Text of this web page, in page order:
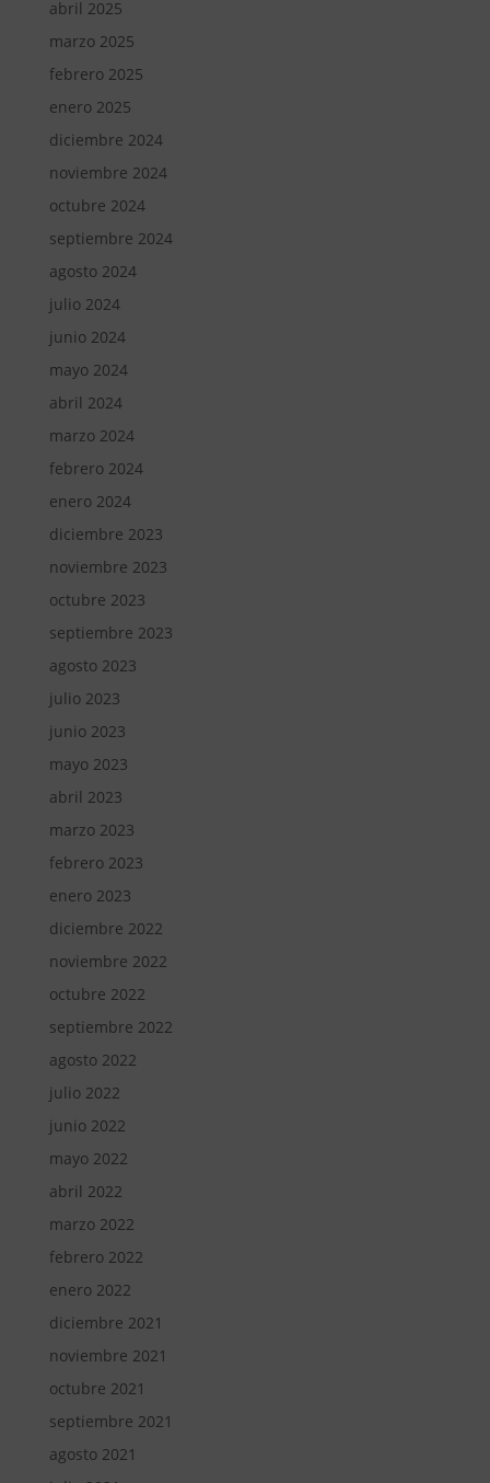
abril 2025
marzo 2025
febrero 2025
enero 2025
diciembre 2024
noviembre 2024
octubre 2024
septiembre 2024
agosto 2024
julio 2024
junio 2024
mayo 2024
abril 2024
marzo 2024
febrero 2024
enero 2024
diciembre 2023
noviembre 2023
octubre 2023
septiembre 2023
agosto 2023
julio 2023
junio 2023
mayo 2023
abril 2023
marzo 2023
febrero 2023
enero 2023
diciembre 2022
noviembre 2022
octubre 2022
septiembre 2022
agosto 2022
julio 2022
junio 2022
mayo 2022
abril 2022
marzo 2022
febrero 2022
enero 2022
diciembre 2021
noviembre 2021
octubre 2021
septiembre 2021
agosto 2021